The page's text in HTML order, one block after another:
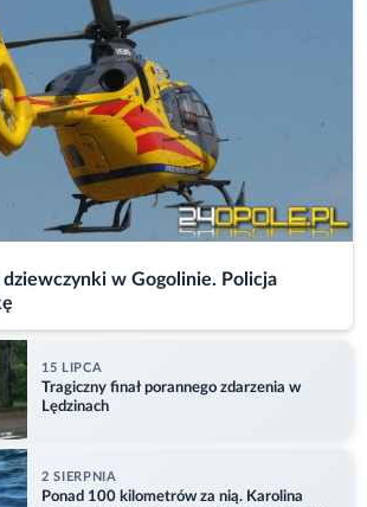
w Gogolinie. Policja
15 LIPCA
Tragiczny finał porannego zdarzenia w
Lędzinach
2 SIERPNIA
Ponad 100 kilometrów za nią. Karolina